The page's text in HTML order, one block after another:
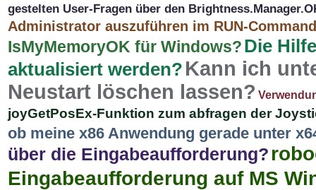
gestelten User-Fragen über den
Administrator auszuführen im RUN-
IsMyMemoryOK für Windows?Die
aktualisiert werden? Kann ich
Neustart löschen lassen?
joyGetPosEx-Funktion zum abfragen der
ob meine x86 Anwendung gerade unter
über die Eingabeaufforderung?
Eingabeaufforderung auf MS